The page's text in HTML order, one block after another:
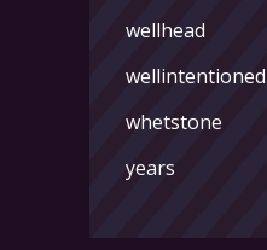
wellhead
wellintentioned
whetstone
years